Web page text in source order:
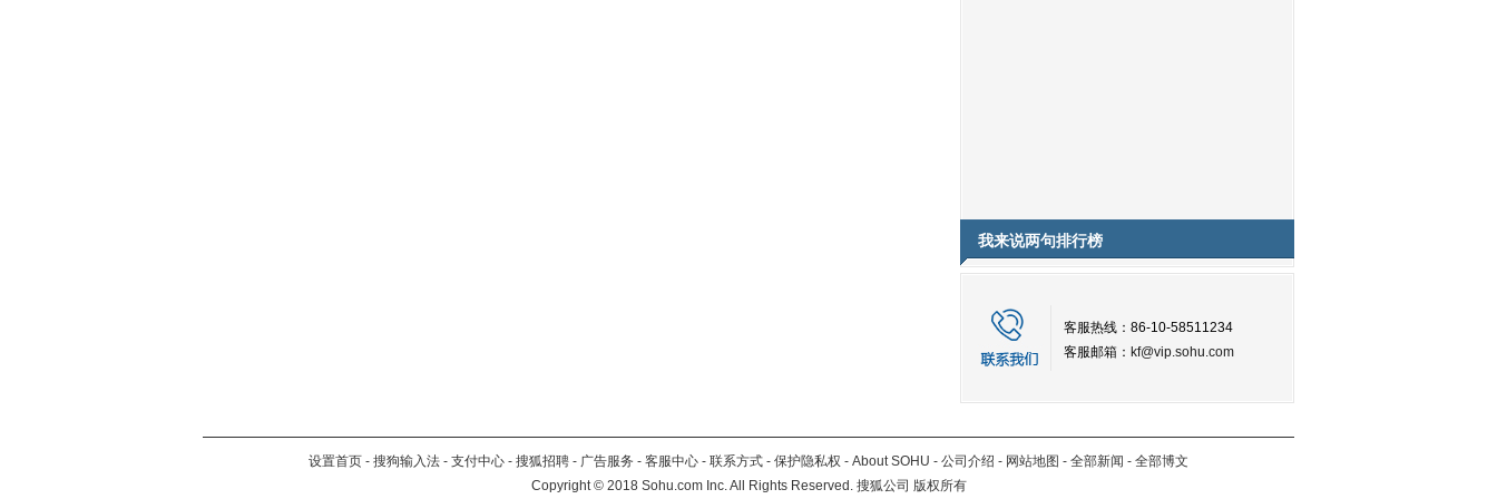
我来说两句排行榜
客服热线：86-10-58511234
客服邮箱： kf@vip.sohu.com
设置首页 - 搜狗输入法 - 支付中心 - 搜狐招聘 - 广告服务 - 客服中心 - 联系方式 - 保护隐私权 - About SOHU - 公司介绍 - 网站地图 - 全部新闻 - 全部博文
Copyright©2018 Sohu.com Inc. All Rights Reserved. 搜狐公司 版权所有